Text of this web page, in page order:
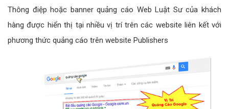
Thông điệp hoặc banner quảng cáo Web Luật Sư của khách
hàng được hiển thị tại nhiều vị trí trên các website liên kết với
phương thức quảng cáo trên website Publishers